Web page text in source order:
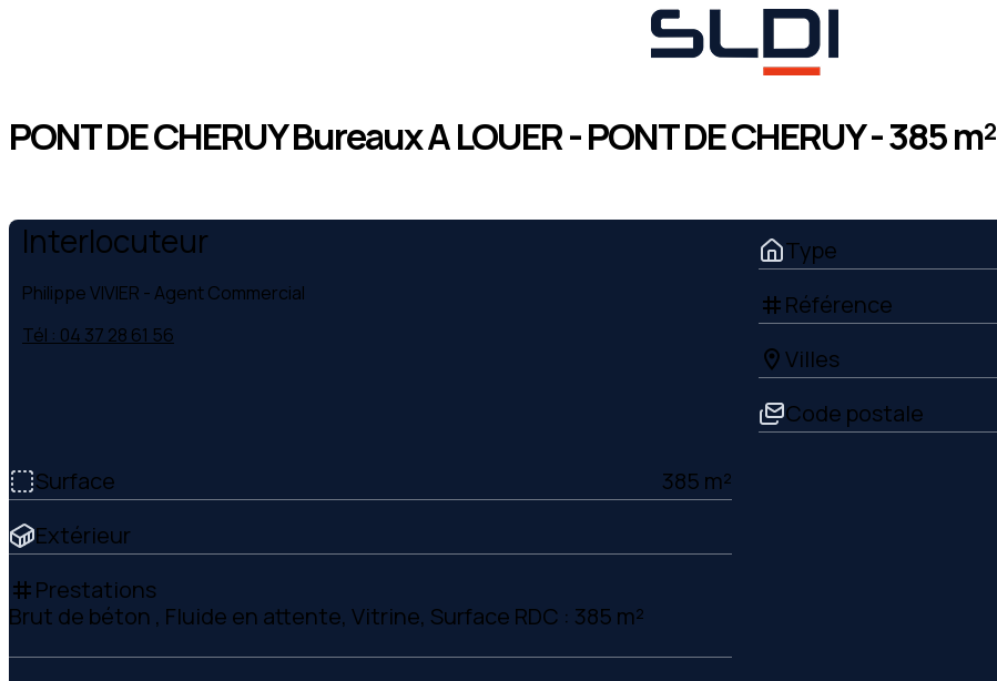
PONT DE CHERUY Bureaux A LOUER - PONT DE CHERUY - 385 m²
Interlocuteur
Philippe VIVIER - Agent Commercial
Tél : 04 37 28 61 56
Type
tag Référence
location_on Villes
Code postale
Surface
385 m²
Extérieur
tag Prestations
Brut de béton , Fluide en attente, Vitrine, Surface RDC : 385 m²